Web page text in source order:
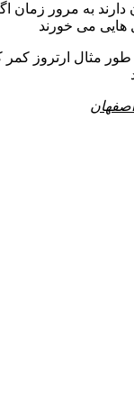
به مرور زمان
هایی می خورند
طور مثال ارتروز
اصفهان